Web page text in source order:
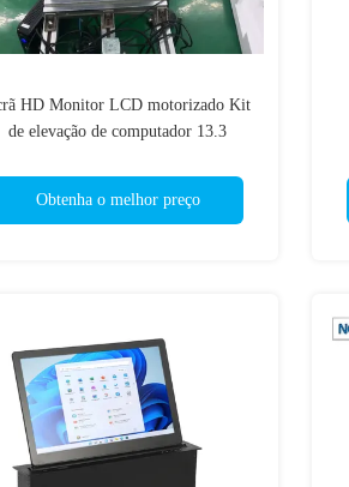
HD Monitor LCD motorizado Kit
de elevação de computador 13.3
Obtenha o melhor preço